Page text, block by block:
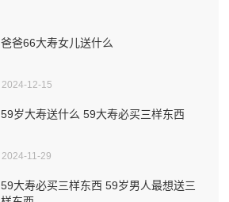
爸爸66大寿女儿送什么
2024-12-15
59岁大寿送什么 59大寿必买三样东西
2024-11-29
59大寿必买三样东西 59岁男人最想送三